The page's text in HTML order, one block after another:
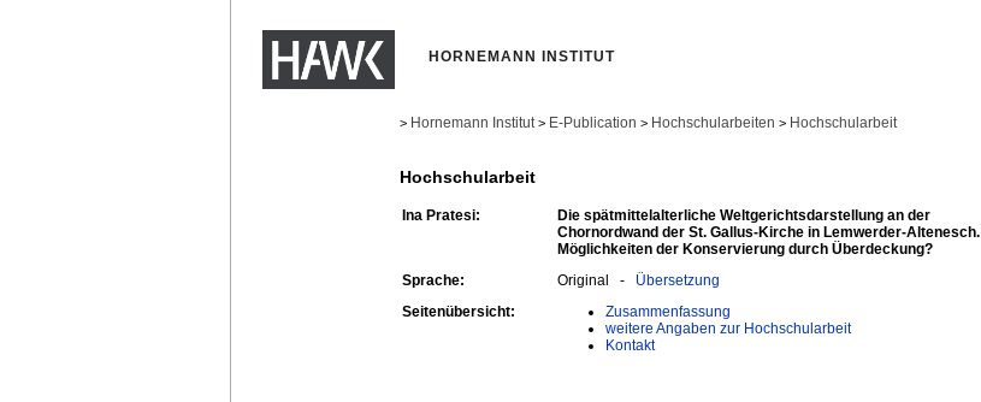
HORNEMANN INSTITUT
> Hornemann Institut > E-Publication > Hochschularbeiten > Hochschularbeit
Hochschularbeit
Ina Pratesi:
Die spätmittelalterliche Weltgerichtsdarstellung an der
Chornordwand der St. Gallus-Kirche in Lemwerder-Altenesch.
Möglichkeiten der Konservierung durch Überdeckung?
Sprache: Original - Übersetzung
Seitenübersicht:
Zusammenfassung
weitere Angaben zur Hochschularbeit
Kontakt